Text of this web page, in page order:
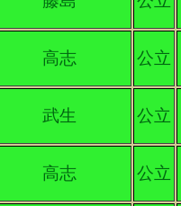
高志 公立
武生 公立
高志 公立